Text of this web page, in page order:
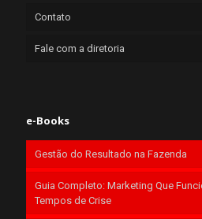
Contato
Fale com a diretoria
e-Books
Gestão do Resultado na Fazenda
Guia Completo: Marketing Que
Tempos de Crise